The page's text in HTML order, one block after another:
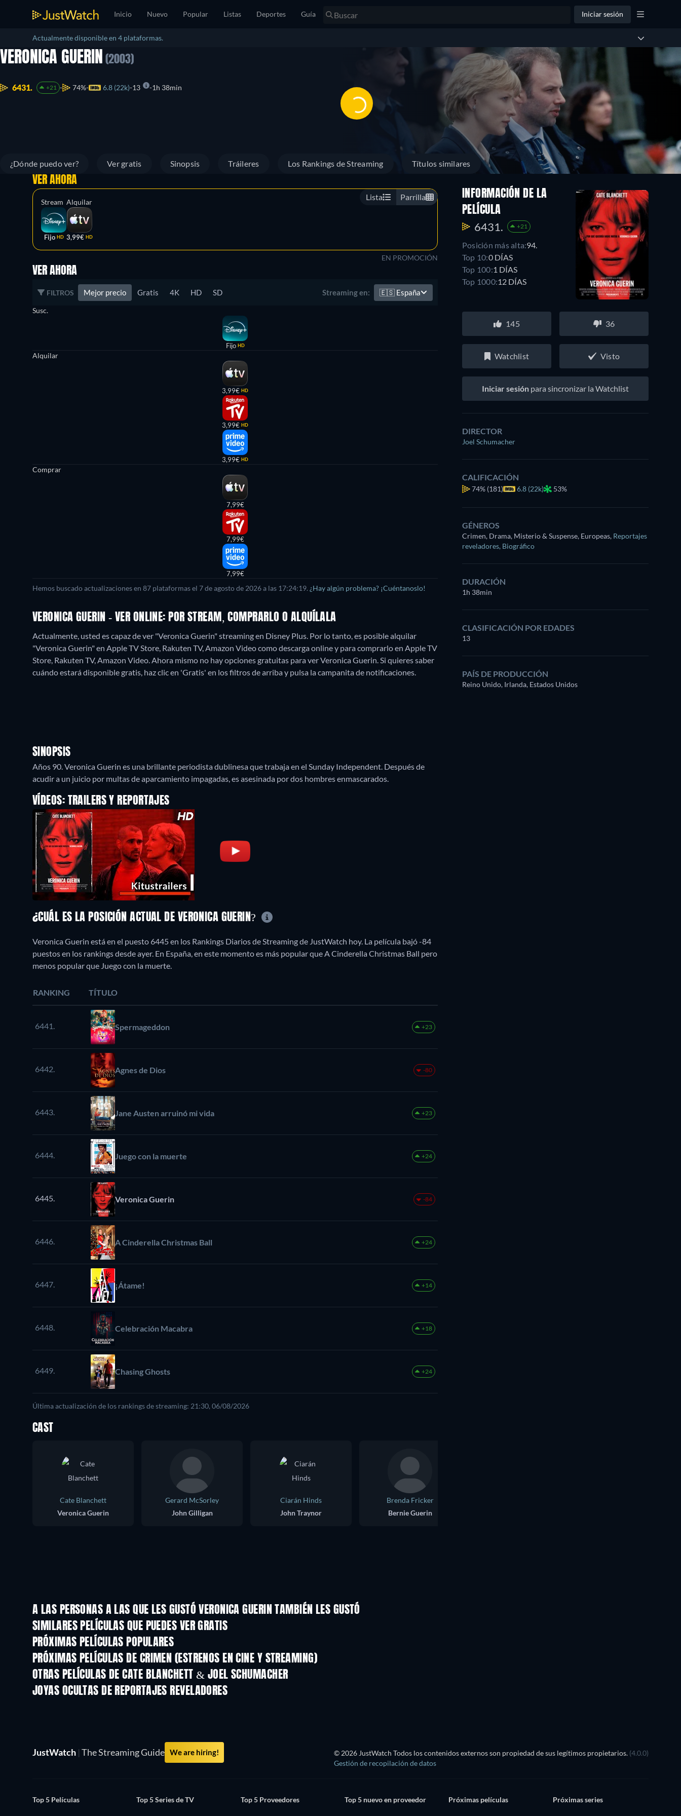
Inicio Nuevo Popular Listas Deportes Guía Iniciar sesión
Actualmente disponible en 4 plataformas.
VERONICA GUERIN (2003)
6431. +21 74% 6.8 (22k) 13 1h 38min
¿Dónde puedo ver? Ver gratis Sinopsis Tráileres Los Rankings de Streaming Títulos similares
Lista Parrilla
VER AHORA
Stream
Fijo HD
Alquilar
3,99€ HD
EN PROMOCIÓN
VER AHORA
FILTROS Mejor precio Gratis 4K HD SD Streaming en: 🇪🇸 España
Susc.
Fijo HD
Alquilar
3,99€ HD
3,99€ HD
3,99€ HD
Comprar
7,99€
7,99€
7,99€
Hemos buscado actualizaciones en 87 plataformas el 7 de agosto de 2026a las 17:24:19. ¿Hay algún problema? ¡Cuéntanoslo!
VERONICA GUERIN - VER ONLINE: POR STREAM, COMPRARLO O ALQUÍLALA
Actualmente, usted es capaz de ver "Veronica Guerin" streaming en Disney Plus. Por lo tanto, es posible alquilar
"Veronica Guerin" en Apple TV Store, Rakuten TV, Amazon Video como descarga online y para comprarlo en Apple TV
Store, Rakuten TV, Amazon Video.Ahora mismo no hay opciones gratuitas para ver Veronica Guerin. Si quieres saber
cuándo estará disponible gratis, haz clic en 'Gratis' en los filtros de arriba y pulsa la campanita de notificaciones.
SINOPSIS
Años 90. Veronica Guerin es una brillante periodista dublinesa que trabaja en el Sunday Independent. Después de
acudir a un juicio por multas de aparcamiento impagadas, es asesinada por dos hombres enmascarados.
VÍDEOS: TRAILERS Y REPORTAJES
INFORMACIÓN DE LA
PELÍCULA
6431. +21
Posición más alta:94.
Top 10:0 DÍAS
Top 100:1 DÍAS
Top 1000:12 DÍAS
145 36
Watchlist Visto
Iniciar sesión para sincronizar la Watchlist
DIRECTOR
Joel Schumacher
CALIFICACIÓN
74% (181) 6.8 (22k) 53%
GÉNEROS
Crimen, Drama, Misterio & Suspense, Europeas, Reportajes
reveladores, Biográfico
DURACIÓN
1h 38min
CLASIFICACIÓN POR EDADES
13
PAÍS DE PRODUCCIÓN
Reino Unido, Irlanda, Estados Unidos
¿CUÁL ES LA POSICIÓN ACTUAL DE VERONICA GUERIN?
Veronica Guerin está en el puesto 6445 en los Rankings Diarios de Streaming de JustWatch hoy. La película bajó -84
puestos en los rankings desde ayer. En España, en este momento es más popular que A Cinderella Christmas Ball pero
menos popular que Juego con la muerte.
RANKING TÍTULO
6441. Spermageddon +23
6442. Agnes de Dios -80
6443. Jane Austen arruinó mi vida +23
6444. Juego con la muerte +24
6445. Veronica Guerin -84
6446. A Cinderella Christmas Ball +24
6447. ¡Átame! +14
6448. Celebración Macabra +18
6449. Chasing Ghosts +24
Última actualización de los rankings de streaming: 21:30, 06/08/2026
CAST
Cate Blanchett
Veronica Guerin
Gerard McSorley
John Gilligan
Ciarán Hinds
John Traynor
Brenda Fricker
Bernie Guerin
A LAS PERSONAS A LAS QUE LES GUSTÓ VERONICA GUERIN TAMBIÉN LES GUSTÓ
SIMILARES PELÍCULAS QUE PUEDES VER GRATIS
PRÓXIMAS PELÍCULAS POPULARES
PRÓXIMAS PELÍCULAS DE CRIMEN (ESTRENOS EN CINE Y STREAMING)
OTRAS PELÍCULAS DE CATE BLANCHETT & JOEL SCHUMACHER
JOYAS OCULTAS DE REPORTAJES REVELADORES
TV
JustWatch | The Streaming Guide We are hiring! © 2026 JustWatch Todos los contenidos externos son propiedad de sus legítimos propietarios. (4.0.0)
Gestión de recopilación de datos
Top 5 Películas Top 5 Series de TV Top 5 Proveedores Top 5 nuevo en proveedor Próximas películas Próximas series